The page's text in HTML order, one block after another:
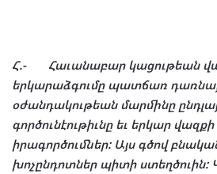
Հ.- Հաւանաբար կացութեան
երկարաձգումը պատճառ
օժանդակութեան մարմինը
գործունէութիւնը եւ երկար վազքի
իրագործումներ: Այս գծով
խոչընդոտներ պիտի ստեղծուին: